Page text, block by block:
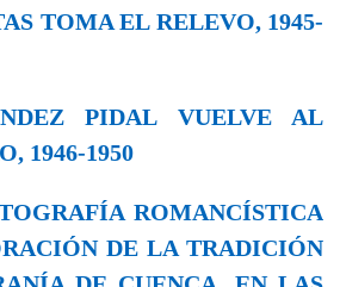
TOMA EL RELEVO, 1945-
PIDAL VUELVE AL
1946-1950
ROMANCÍSTICA
DE LA TRADICIÓN